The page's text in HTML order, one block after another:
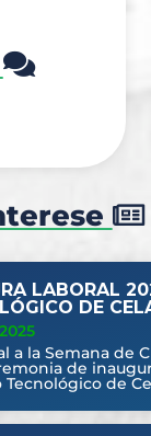
LABORAL
DE
a la Semana de
de
de